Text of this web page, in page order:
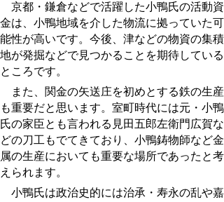
京都・鎌倉などで活躍した小鴨氏の活動資
金は、小鴨地域を介した物流に拠っていた可
能性が高いです。今後、津などの物資の集積
地が発掘などで見つかることを期待している
ところです。
また、関金の矢送庄を初めとする鉄の生産
も重要だと思います。室町時代には元・小鴨
氏の家臣とも言われる見田五郎左衛門広賀な
どの刀工もでてきており、小鴨鋳物師など金
属の生産においても重要な場所であったと考
えられます。
小鴨氏は政治史的には治承・寿永の乱や嘉